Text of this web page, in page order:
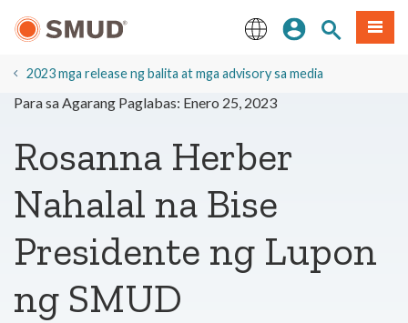
Nilalaman
Mag-sign InMenu
2023 mga release ng balita at mga advisory sa media
Para sa Agarang Paglabas: Enero 25, 2023
Rosanna Herber
Nahalal na Bise
Presidente ng Lupon
ng SMUD